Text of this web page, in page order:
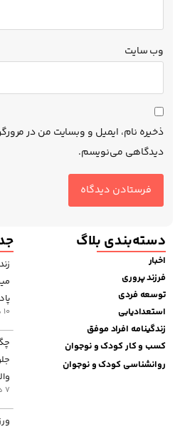
وب‌ سایت
ذخیره نام، ایمیل و وبسایت من در
دیدگاهی می‌نویسم.
دسته‌بندی بلاگ
اخبار
فرزند پروری
توسعه فردی
استعدادیابی
زندگینامه افراد موفق
کسب و کار کودک و نوجوان
روانشناسی کودک و نوجوان
10 دسامبر 2025
7 دسامبر 2025